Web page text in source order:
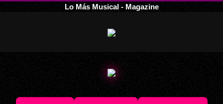
Lo Más Musical - Magazine